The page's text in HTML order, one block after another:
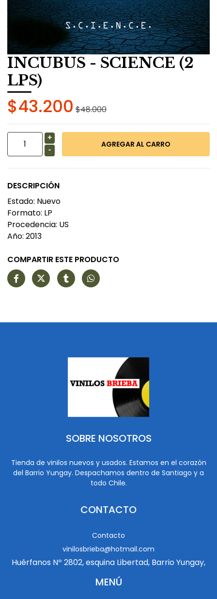
INCUBUS - SCIENCE (2
LPS)
$43.200 $48.000
+
-
DESCRIPCIÓN
Estado: Nuevo
Formato: LP
Procedencia: US
Año: 2013
COMPARTIR ESTE PRODUCTO
SOBRE NOSOTROS
Tienda de vinilos nuevos y usados. Estamos en el corazón
del Barrio Yungay. Despachamos dentro de Santiago y a
todo Chile.
CONTACTO
Contacto
vinilosbrieba@hotmail.com
Huérfanos Nº 2802, esquina Libertad, Barrio Yungay,
MENÚ